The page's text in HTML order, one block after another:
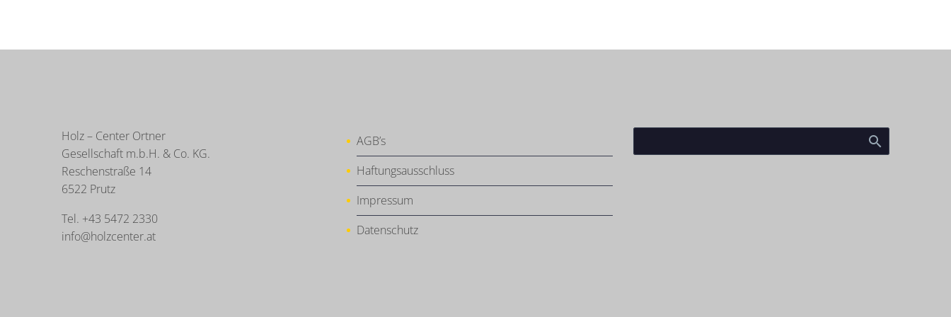
Holz – Center Ortner
Gesellschaft m.b.H. & Co. KG.
Reschenstraße 14
6522 Prutz
Tel. +43 5472 2330
info@holzcenter.at
AGB’s
Haftungsausschluss
Impressum
Datenschutz